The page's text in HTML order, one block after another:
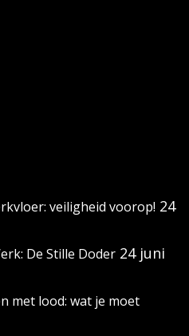
veiligheid voorop! 24
De Stille Doder 24 juni
met lood: wat je moet